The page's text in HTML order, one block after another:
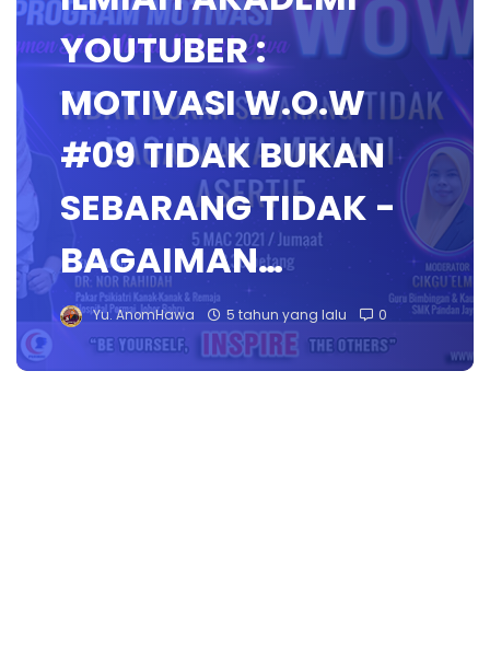
YOUTUBER :
MOTIVASI W.O.W
#09 TIDAK BUKAN
SEBARANG TIDAK -
BAGAIMAN…
Yu. AnomHawa 5 tahun yang lalu 0